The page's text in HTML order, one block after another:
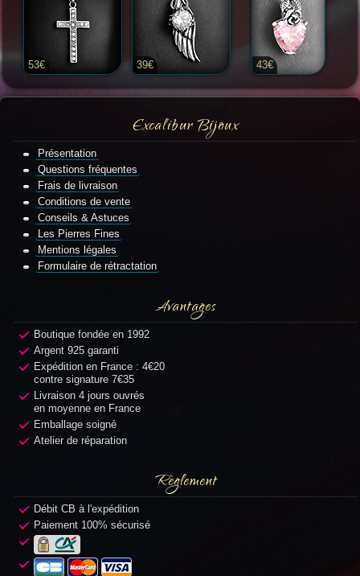
53€ 39€ 43€
Excalibur Bijoux
Présentation
Questions fréquentes
Frais de livraison
Conditions de vente
Conseils & Astuces
Les Pierres Fines
Mentions légales
Formulaire de rétractation
Avantages
Boutique fondée en 1992
Argent 925 garanti
Expédition en France : 4€20
contre signature 7€35
Livraison 4 jours ouvrés
en moyenne en France
Emballage soigné
Atelier de réparation
Règlement
Débit CB à l'expédition
Paiement 100% sécurisé